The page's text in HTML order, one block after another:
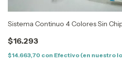
Sistema Continuo 4 Colores Sin
$16.293
$14.663,70 con Efectivo (en nuestro